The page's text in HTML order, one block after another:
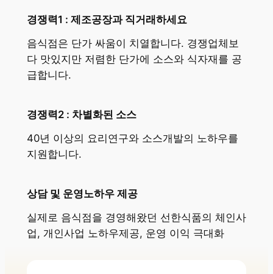
경쟁력1 : 제조공장과 직거래하세요
음식점은 단가 싸움이 치열합니다. 경쟁업체보
다 맛있지만 저렴한 단가에 소스와 식자재를 공
급합니다.
경쟁력2 : 차별화된 소스
40년 이상의 요리연구와 소스개발의 노하우를
지원합니다.
상담 및 운영노하우 제공
실제로 음식점을 경영해왔던 선한식품의 체인사
업, 개인사업 노하우제공, 운영 이익 극대화